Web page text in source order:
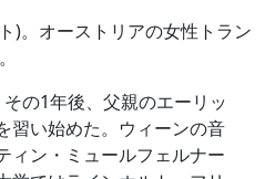
)。オーストリアの女性トラン
の1年後、父親のエーリッ
習い始めた。ウィーンの音
ィン・ミュールフェルナー